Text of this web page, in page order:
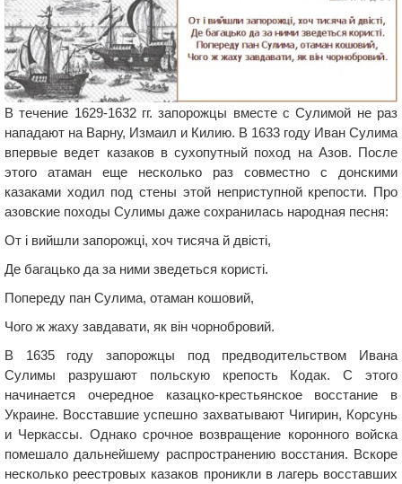
В течение 1629-1632 гг. запорожцы вместе с Сулимой не раз
нападают на Варну, Измаил и Килию. В 1633 году Иван Сулима
впервые ведет казаков в сухопутный поход на Азов. После
этого атаман еще несколько раз совместно с донскими
казаками ходил под стены этой неприступной крепости. Про
азовские походы Сулимы даже сохранилась народная песня:
От і вийшли запорожці, хоч тисяча й двісті,
Де багацько да за ними зведеться користі.
Попереду пан Сулима, отаман кошовий,
Чого ж жаху завдавати, як він чорнобровий.
В 1635 году запорожцы под предводительством Ивана
Сулимы разрушают польскую крепость Кодак. С этого
начинается очередное казацко-крестьянское восстание в
Украине. Восставшие успешно захватывают Чигирин, Корсунь
и Черкассы. Однако срочное возвращение коронного войска
помешало дальнейшему распространению восстания. Вскоре
несколько реестровых казаков проникли в лагерь восставших